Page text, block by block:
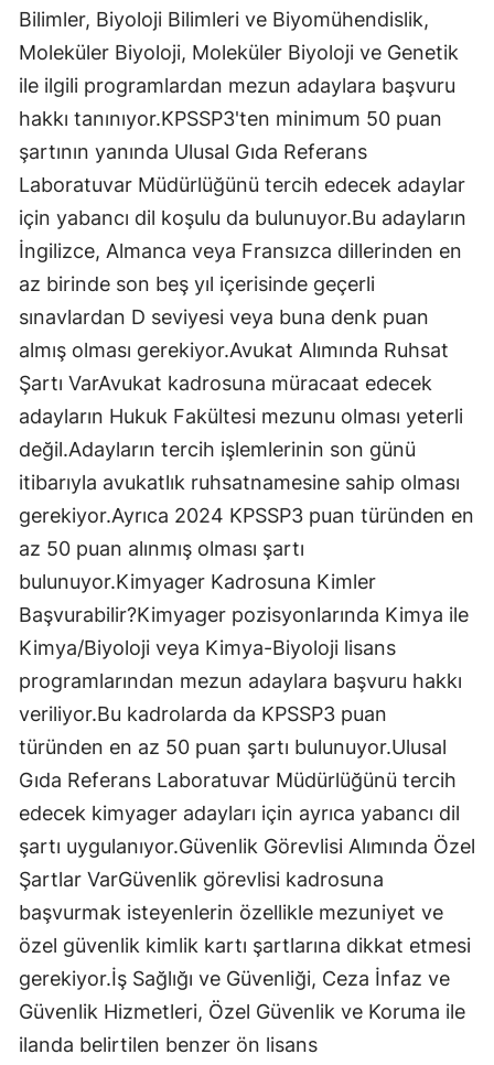
Bilimler, Biyoloji Bilimleri ve Biyomühendislik,
Moleküler Biyoloji, Moleküler Biyoloji ve Genetik
ile ilgili programlardan mezun adaylara başvuru
hakkı tanınıyor.KPSSP3'ten minimum 50 puan
şartının yanında Ulusal Gıda Referans
Laboratuvar Müdürlüğünü tercih edecek adaylar
için yabancı dil koşulu da bulunuyor.Bu adayların
İngilizce, Almanca veya Fransızca dillerinden en
az birinde son beş yıl içerisinde geçerli
sınavlardan D seviyesi veya buna denk puan
almış olması gerekiyor.Avukat Alımında Ruhsat
Şartı VarAvukat kadrosuna müracaat edecek
adayların Hukuk Fakültesi mezunu olması yeterli
değil.Adayların tercih işlemlerinin son günü
itibarıyla avukatlık ruhsatnamesine sahip olması
gerekiyor.Ayrıca 2024 KPSSP3 puan türünden en
az 50 puan alınmış olması şartı
bulunuyor.Kimyager Kadrosuna Kimler
Başvurabilir?Kimyager pozisyonlarında Kimya ile
Kimya/Biyoloji veya Kimya-Biyoloji lisans
programlarından mezun adaylara başvuru hakkı
veriliyor.Bu kadrolarda da KPSSP3 puan
türünden en az 50 puan şartı bulunuyor.Ulusal
Gıda Referans Laboratuvar Müdürlüğünü tercih
edecek kimyager adayları için ayrıca yabancı dil
şartı uygulanıyor.Güvenlik Görevlisi Alımında Özel
Şartlar VarGüvenlik görevlisi kadrosuna
başvurmak isteyenlerin özellikle mezuniyet ve
özel güvenlik kimlik kartı şartlarına dikkat etmesi
gerekiyor.İş Sağlığı ve Güvenliği, Ceza İnfaz ve
Güvenlik Hizmetleri, Özel Güvenlik ve Koruma ile
ilanda belirtilen benzer ön lisans